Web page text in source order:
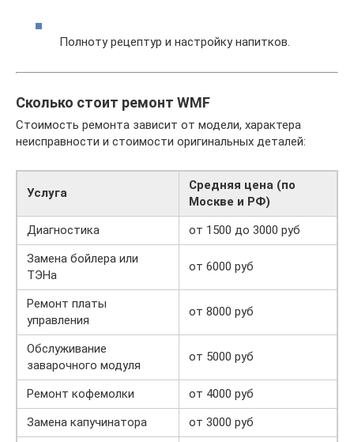
Полноту рецептур и настройку напитков.
Сколько стоит ремонт WMF
Стоимость ремонта зависит от модели, характера
неисправности и стоимости оригинальных деталей:
Услуга
Средняя цена (по
Москве и РФ)
Диагностика
от 1500 до 3000 руб
Замена бойлера или
ТЭНа
от 6000 руб
Ремонт платы
управления
от 8000 руб
Обслуживание
заварочного модуля
от 5000 руб
Ремонт кофемолки
от 4000 руб
Замена капучинатора
от 3000 руб